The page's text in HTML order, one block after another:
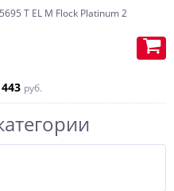
T EL M Flock Platinum 2
руб.